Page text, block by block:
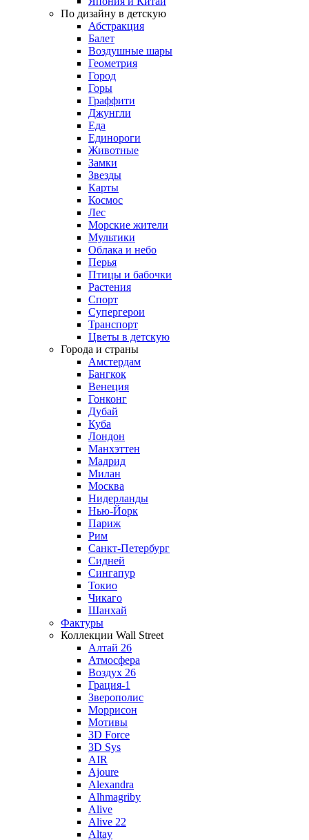
По дизайну в детскую
Абстракция
Балет
Воздушные шары
Геометрия
Город
Горы
Граффити
Джунгли
Еда
Единороги
Животные
Замки
Звезды
Карты
Космос
Лес
Морские жители
Мультики
Облака и небо
Перья
Птицы и бабочки
Растения
Спорт
Супергерои
Транспорт
Цветы в детскую
Города и страны
Амстердам
Бангкок
Венеция
Гонконг
Дубай
Куба
Лондон
Манхэттен
Мадрид
Милан
Москва
Нидерланды
Нью-Йорк
Париж
Рим
Санкт-Петербург
Сидней
Сингапур
Токио
Чикаго
Шанхай
Фактуры
Коллекции Wall Street
Алтай 26
Атмосфера
Воздух 26
Грация-1
Зверополис
Моррисон
Мотивы
3D Force
3D Sys
AIR
Ajoure
Alexandra
Alhmagriby
Alive
Alive 22
Altay